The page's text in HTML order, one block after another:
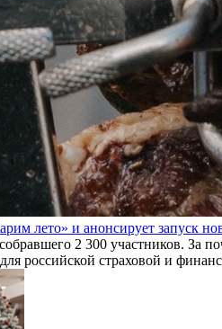
лето» и анонсирует запуск
2 300 участников. За
российской страховой и